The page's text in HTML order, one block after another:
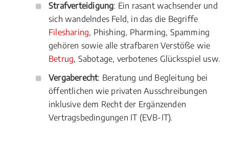
Strafverteidigung: Ein rasant wachsender und
sich wandelndes Feld, in das die Begriffe
Filesharing, Phishing, Pharming, Spamming
gehören sowie alle strafbaren Verstöße wie
Betrug, Sabotage, verbotenes Glücksspiel usw.
Vergaberecht: Beratung und Begleitung bei
öffentlichen wie privaten Ausschreibungen
inklusive dem Recht der Ergänzenden
Vertragsbedingungen IT (EVB-IT).